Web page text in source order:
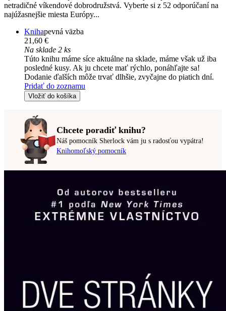
netradičné víkendové dobrodružstvá. Vyberte si z 52 odporúčaní na
najúžasnejšie miesta Európy...
Knihapevná väzba
21,60 €
Na sklade 2 ks
Túto knihu máme síce aktuálne na sklade, máme však už iba
posledné kusy. Ak ju chcete mať rýchlo, ponáhľajte sa!
Dodanie ďalších môže trvať dlhšie, zvyčajne do piatich dní.
Pridať do zoznamu
Vložiť do košíka
Chcete poradiť knihu?
Náš pomocník Sherlock vám ju s radosťou vypátra!
Knihomoľský pomocník